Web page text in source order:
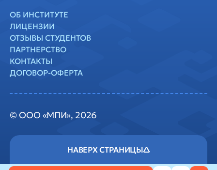
© ООО «МПИ», 2026
ОБ ИНСТИТУТЕ
ЛИЦЕНЗИИ
ОТЗЫВЫ СТУДЕНТОВ
ПАРТНЕРСТВО
КОНТАКТЫ
ДОГОВОР-ОФЕРТА